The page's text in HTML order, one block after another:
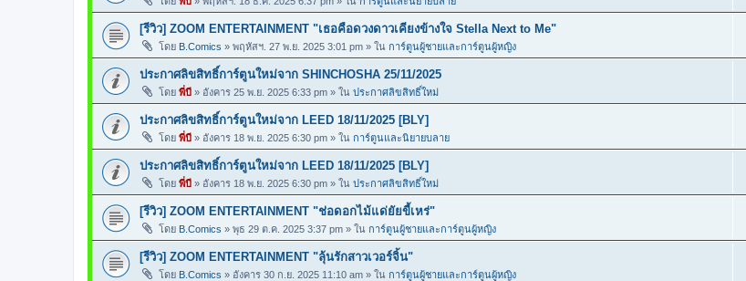
[รีวิว] ZOOM ENTERTAINMENT "เธอคือดวงดาวเคียงข้างใจ Stella Next to Me"
โดย B.Comics » พฤหัสฯ. 27 พ.ย. 2025 3:01 pm » ใน การ์ตูนผู้ชายและการ์ตูนผู้หญิง
ประกาศลิขสิทธิ์การ์ตูนใหม่จาก SHINCHOSHA 25/11/2025
โดย พี่บี » อังคาร 25 พ.ย. 2025 6:33 pm » ใน ประกาศลิขสิทธิ์ใหม่
ประกาศลิขสิทธิ์การ์ตูนใหม่จาก LEED 18/11/2025 [BLY]
โดย พี่บี » อังคาร 18 พ.ย. 2025 6:30 pm » ใน การ์ตูนและนิยายบลาย
ประกาศลิขสิทธิ์การ์ตูนใหม่จาก LEED 18/11/2025 [BLY]
โดย พี่บี » อังคาร 18 พ.ย. 2025 6:30 pm » ใน ประกาศลิขสิทธิ์ใหม่
[รีวิว] ZOOM ENTERTAINMENT "ช่อดอกไม้แด่ยัยขี้เหร่"
โดย B.Comics » พุธ 29 ต.ค. 2025 3:37 pm » ใน การ์ตูนผู้ชายและการ์ตูนผู้หญิง
[รีวิว] ZOOM ENTERTAINMENT "ลุ้นรักสาวเวอร์จิ้น"
โดย B.Comics » อังคาร 30 ก.ย. 2025 11:10 am » ใน การ์ตูนผู้ชายและการ์ตูนผู้หญิง